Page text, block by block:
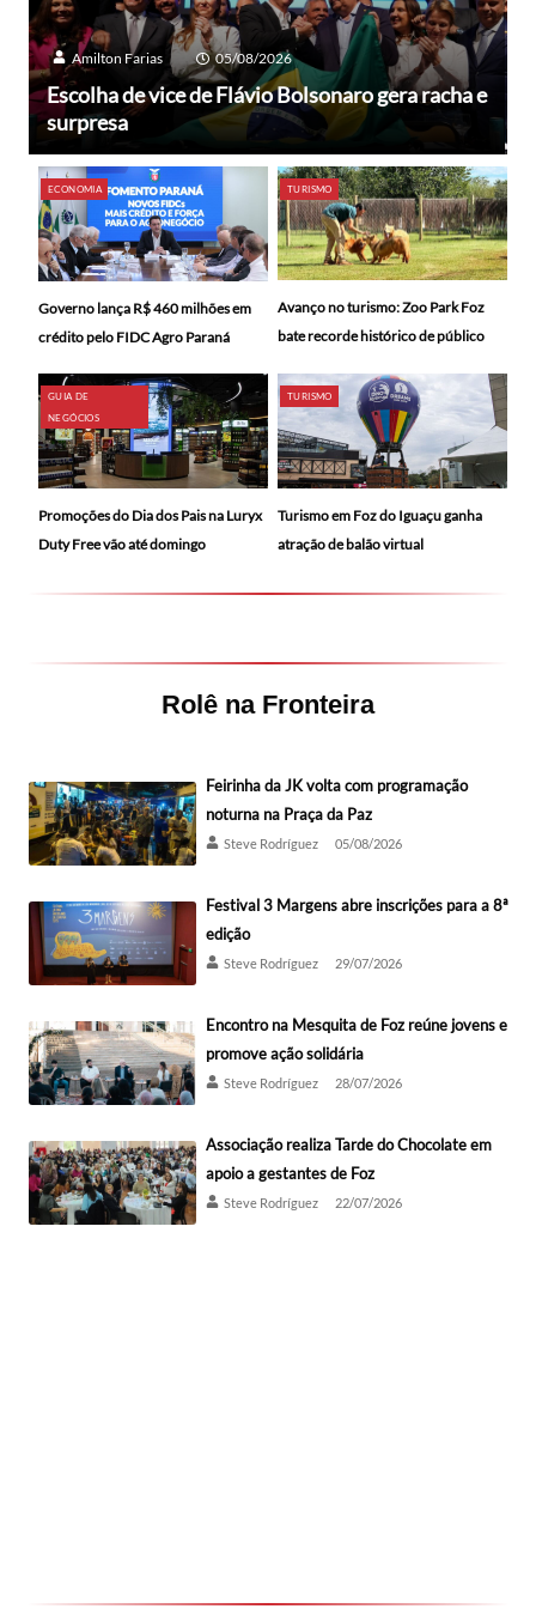
Amilton Farias 05/08/2026
Escolha de vice de Flávio Bolsonaro gera racha e
surpresa
ECONOMIA
Governo lança R$ 460 milhões em
crédito pelo FIDC Agro Paraná
TURISMO
Avanço no turismo: Zoo Park Foz
bate recorde histórico de público
GUIA DE
NEGÓCIOS
Promoções do Dia dos Pais na Luryx
Duty Free vão até domingo
TURISMO
Turismo em Foz do Iguaçu ganha
atração de balão virtual
Rolê na Fronteira
Feirinha da JK volta com programação
noturna na Praça da Paz
Steve Rodríguez 05/08/2026
Festival 3 Margens abre inscrições para a 8ª
edição
Steve Rodríguez 29/07/2026
Encontro na Mesquita de Foz reúne jovens e
promove ação solidária
Steve Rodríguez 28/07/2026
Associação realiza Tarde do Chocolate em
apoio a gestantes de Foz
Steve Rodríguez 22/07/2026